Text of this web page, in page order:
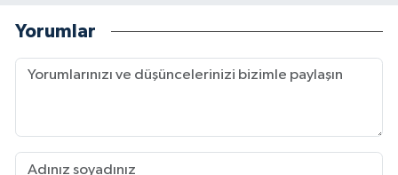
Yorumlar